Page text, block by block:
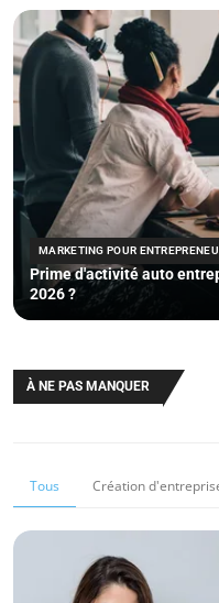
MARKETING POUR
Prime d'activité auto
2026 ?
À NE PAS MANQUER
Tous Création